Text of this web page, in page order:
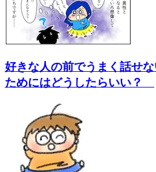
好きな人の前でうまく話せ
ためにはどうしたらいい？